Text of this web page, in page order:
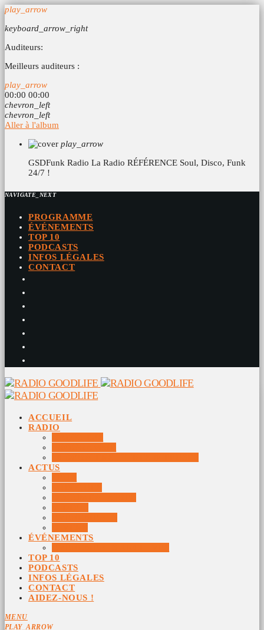
play_arrow
keyboard_arrow_right
Auditeurs:
Meilleurs auditeurs :
play_arrow
00:00 00:00
chevron_left
chevron_left
Aller à l'album
play_arrow
GSDFunk Radio La Radio RÉFÉRENCE Soul, Disco, Funk
24/7 !
NAVIGATE_NEXT
PROGRAMME
ÉVÉNEMENTS
TOP 10
PODCASTS
INFOS LÉGALES
CONTACT
ACCUEIL
RADIO
ACTUS
ÉVÉNEMENTS
TOP 10
PODCASTS
INFOS LÉGALES
CONTACT
AIDEZ-NOUS !
MENU
PLAY_ARROW